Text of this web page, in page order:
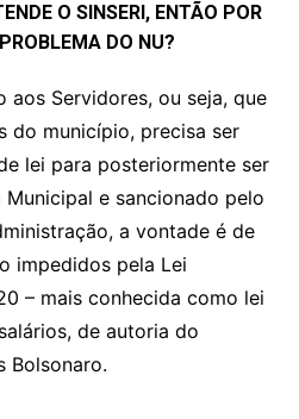
O SINSERI, ENTÃO POR
DO NU?
aos Servidores, ou seja, que
do município, precisa ser
lei para posteriormente ser
e sancionado pelo
a vontade é de
impedidos pela Lei
– mais conhecida como lei
de autoria do
Bolsonaro.